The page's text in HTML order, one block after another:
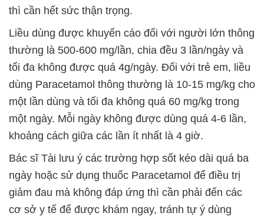
thì cần hết sức thận trọng.
Liều dùng được khuyến cáo đối với người lớn thông
thường là 500-600 mg/lần, chia đều 3 lần/ngày và
tối đa không được quá 4g/ngày. Đối với trẻ em, liều
dùng Paracetamol thông thường là 10-15 mg/kg cho
một lần dùng và tối đa không quá 60 mg/kg trong
một ngày. Mỗi ngày không được dùng quá 4-6 lần,
khoảng cách giữa các lần ít nhất là 4 giờ.
Bác sĩ Tài lưu ý các trường hợp sốt kéo dài quá ba
ngày hoặc sử dụng thuốc Paracetamol để điều trị
giảm đau mà không đáp ứng thì cần phải đến các
cơ sở y tế để được khám ngay, tránh tự ý dùng